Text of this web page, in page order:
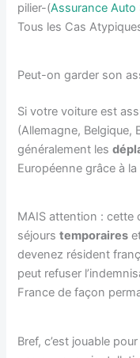
pilier-(Assurance Auto
Tous les Cas
Peut-on garder son
Si votre voiture est
(Allemagne, Belgique,
généralement les
Européenne grâce à la
MAIS attention : cette
séjourstemporaires
devenez résident
peut refuser
France de façon
Bref, c’est jouable